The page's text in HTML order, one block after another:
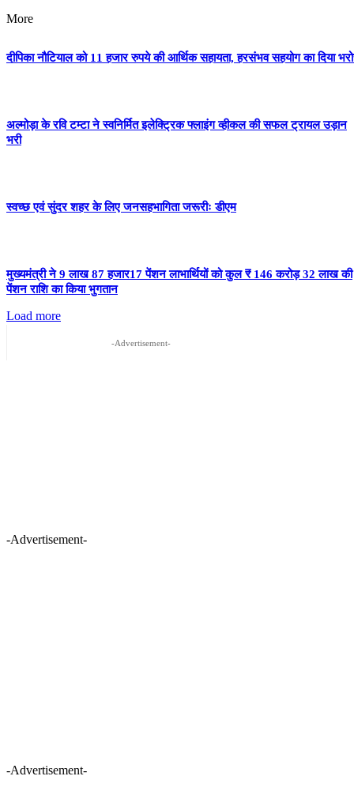
More
दीपिका नौटियाल को 11 हजार रुपये की आर्थिक सहायता, हरसंभव सहयोग का दिया
अल्मोड़ा के रवि टम्टा ने स्वनिर्मित इलेक्ट्रिक फ्लाइंग व्हीकल की सफल ट्रायल उड़ान
भरी
स्वच्छ एवं सुंदर शहर के लिए जनसहभागिता जरूरीः डीएम
मुख्यमंत्री ने 9 लाख 87 हजार17 पेंशन लाभार्थियों को कुल ₹ 146 करोड़ 32 लाख की
पेंशन राशि का किया भुगतान
Load more
-Advertisement-
-Advertisement-
-Advertisement-